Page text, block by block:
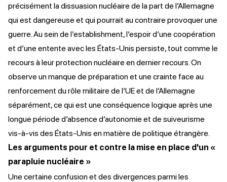
précisément la dissuasion nucléaire de la part de l’Allemagne
qui est dangereuse et qui pourrait au contraire provoquer une
guerre. Au sein de l’establishment, l’espoir d’une coopération
et d’une entente avec les États-Unis persiste, tout comme le
recours à leur protection nucléaire en dernier recours. On
observe un manque de préparation et une crainte face au
renforcement du rôle militaire de l’UE et de l’Allemagne
séparément, ce qui est une conséquence logique après une
longue période d’absence d’autonomie et de suiveurisme
vis-à-vis des États-Unis en matière de politique étrangère.
Les arguments pour et contre la mise en place d'un «
parapluie nucléaire »
Une certaine confusion et des divergences parmi les